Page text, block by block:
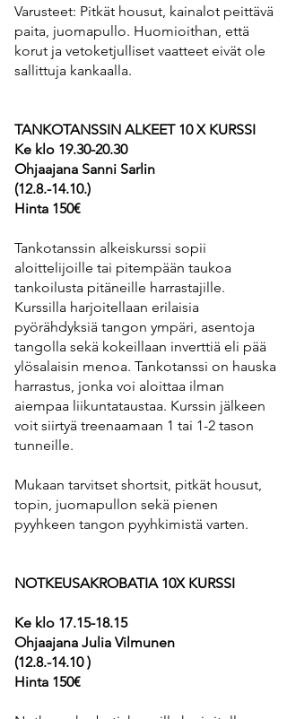
Varusteet: Pitkät housut, kainalot peittävä
paita, juomapullo. Huomioithan, että
korut ja vetoketjulliset vaatteet eivät ole
sallittuja kankaalla.
TANKOTANSSIN ALKEET 10 X KURSSI
Ke klo 19.30-20.30
Ohjaajana Sanni Sarlin
(12.8.-14.10.)
Hinta 150€
Tankotanssin alkeiskurssi sopii
aloittelijoille tai pitempään taukoa
tankoilusta pitäneille harrastajille.
Kurssilla harjoitellaan erilaisia
pyörähdyksiä tangon ympäri, asentoja
tangolla sekä kokeillaan inverttiä eli pää
ylösalaisin menoa. Tankotanssi on hauska
harrastus, jonka voi aloittaa ilman
aiempaa liikuntataustaa. Kurssin jälkeen
voit siirtyä treenaamaan 1 tai 1-2 tason
tunneille.
Mukaan tarvitset shortsit, pitkät housut,
topin, juomapullon sekä pienen
pyyhkeen tangon pyyhkimistä varten.
NOTKEUSAKROBATIA 10X KURSSI
Ke klo 17.15-18.15
Ohjaajana Julia Vilmunen
(12.8.-14.10)
Hinta 150€